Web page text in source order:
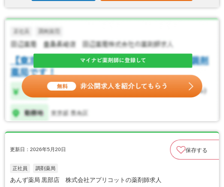
更新日：2026年5月20日 保存する
正社員 調剤薬局
あんず薬局 黒部店 株式会社アプリコットの薬剤師求人